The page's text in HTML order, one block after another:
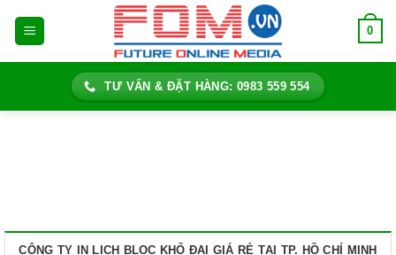
0
TƯ VẤN & ĐẶT HÀNG: 0983 559 554
CÔNG TY IN LỊCH BLOC KHỔ ĐẠI GIÁ RẺ TẠI TP. HỒ CHÍ MINH